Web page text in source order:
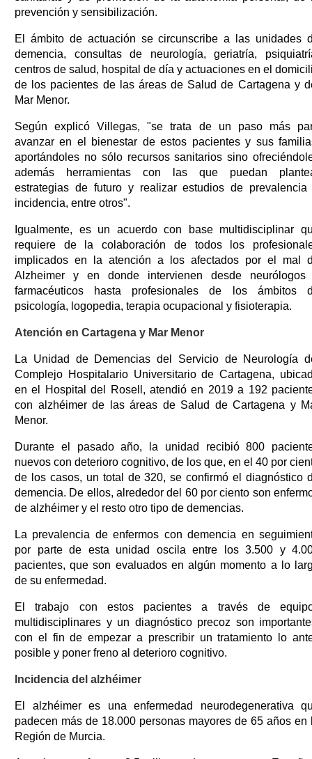
prevención y sensibilización.
El ámbito de actuación se circunscribe a las unidades
demencia, consultas de neurología, geriatría,
centros de salud, hospital de día y actuaciones en el
de los pacientes de las áreas de Salud de Cartagena y
Mar Menor.
Según explicó Villegas, "se trata de un paso más
avanzar en el bienestar de estos pacientes y sus
aportándoles no sólo recursos sanitarios sino
además herramientas con las que puedan
estrategias de futuro y realizar estudios de prevalencia
incidencia, entre otros".
Igualmente, es un acuerdo con base multidisciplinar
requiere de la colaboración de todos los
implicados en la atención a los afectados por el mal
Alzheimer y en donde intervienen desde neurólogos
farmacéuticos hasta profesionales de los ámbitos
psicología, logopedia, terapia ocupacional y fisioterapia.
Atención en Cartagena y Mar Menor
La Unidad de Demencias del Servicio de Neurología
Complejo Hospitalario Universitario de Cartagena,
en el Hospital del Rosell, atendió en 2019 a 192
con alzhéimer de las áreas de Salud de Cartagena y
Menor.
Durante el pasado año, la unidad recibió 800
nuevos con deterioro cognitivo, de los que, en el 40 por
de los casos, un total de 320, se confirmó el diagnóstico
demencia. De ellos, alrededor del 60 por ciento son
de alzhéimer y el resto otro tipo de demencias.
La prevalencia de enfermos con demencia en
por parte de esta unidad oscila entre los 3.500 y
pacientes, que son evaluados en algún momento a lo
de su enfermedad.
El trabajo con estos pacientes a través de
multidisciplinares y un diagnóstico precoz son
con el fin de empezar a prescribir un tratamiento lo
posible y poner freno al deterioro cognitivo.
Incidencia del alzhéimer
El alzhéimer es una enfermedad neurodegenerativa
padecen más de 18.000 personas mayores de 65 años en
Región de Murcia.